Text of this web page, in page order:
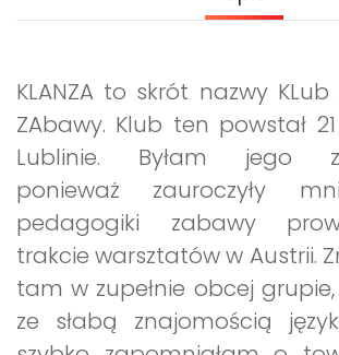
KLANZA to skrót nazwy
ZAbawy. Klub ten powstał
Lublinie. Byłam jego
ponieważ zauroczyły
pedagogiki zabawy
trakcie warsztatów w Austrii.
tam w zupełnie obcej
ze słabą znajomością